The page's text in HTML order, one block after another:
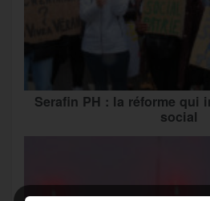
Serafin PH : la réforme qui
social